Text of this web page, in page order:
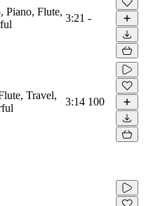
Piano, Flute,
3:21 -
Travel,
3:14 100